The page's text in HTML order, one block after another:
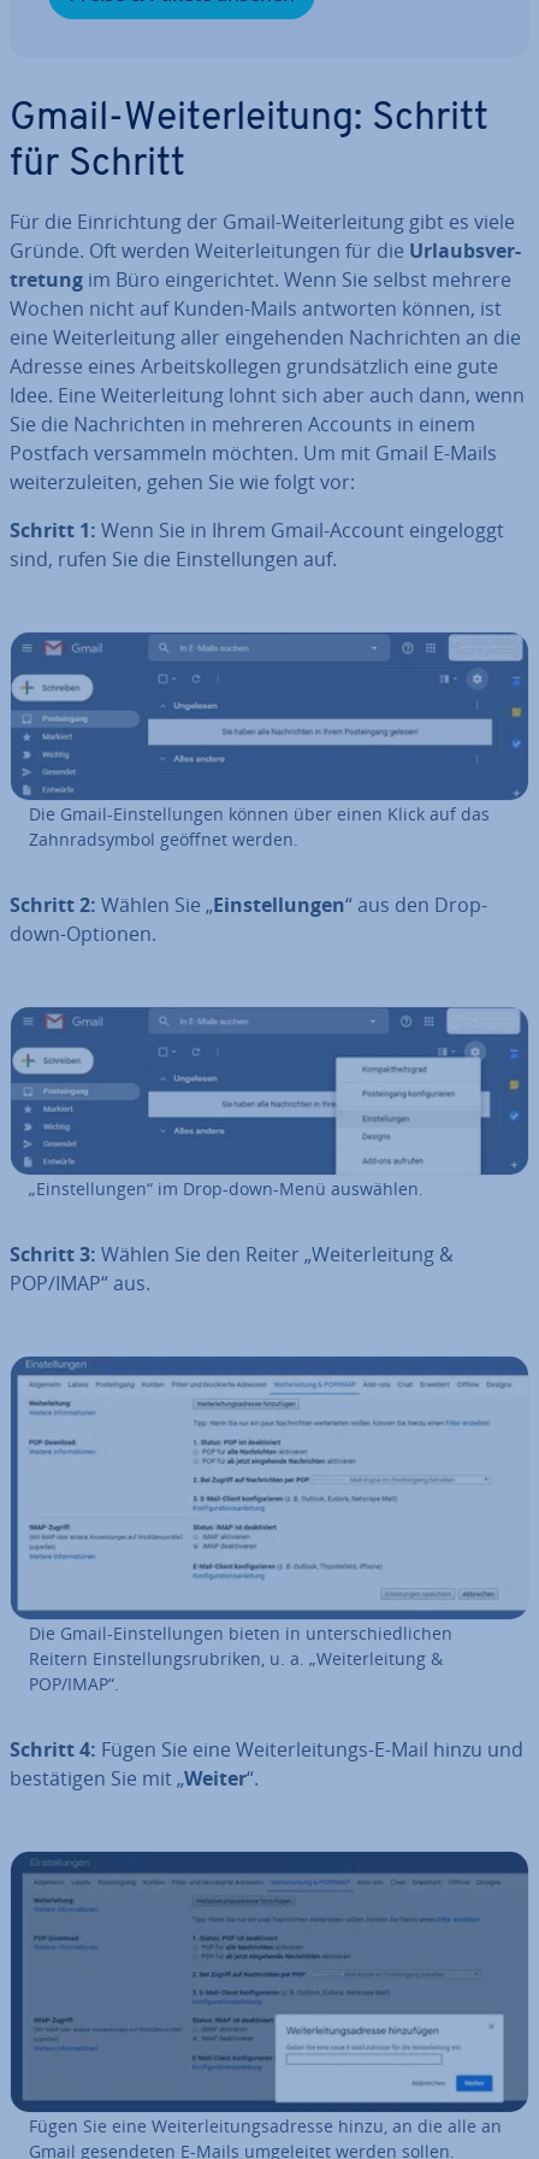
Gmail-Wei­ter­lei­tung: Schritt
für Schritt
Für die Ein­rich­tung der Gmail-Wei­ter­lei­tung gibt es viele
Gründe. Oft werden Wei­ter­lei­tun­gen für die Ur­laubs­ver­
tre­tung im Büro ein­ge­rich­tet. Wenn Sie selbst mehrere
Wochen nicht auf Kunden-Mails antworten können, ist
eine Wei­ter­lei­tung aller ein­ge­hen­den Nach­rich­ten an die
Adresse eines Ar­beits­kol­le­gen grund­sätz­lich eine gute
Idee. Eine Wei­ter­lei­tung lohnt sich aber auch dann, wenn
Sie die Nach­rich­ten in mehreren Accounts in einem
Postfach ver­sam­meln möchten. Um mit Gmail E-Mails
wei­ter­zu­lei­ten, gehen Sie wie folgt vor:
Schritt 1: Wenn Sie in Ihrem Gmail-Account ein­ge­loggt
sind, rufen Sie die Ein­stel­lun­gen auf.
Die Gmail-Ein­stel­lun­gen können über einen Klick auf das
Zahn­rad­sym­bol geöffnet werden.
Schritt 2: Wählen Sie „Ein­stel­lun­gen“ aus den Drop-
down-Optionen.
„Ein­stel­lun­gen“ im Drop-down-Menü auswählen.
Schritt 3: Wählen Sie den Reiter „Wei­ter­lei­tung &
POP/IMAP“ aus.
Die Gmail-Ein­stel­lun­gen bieten in un­ter­schied­li­chen
Reitern Ein­stel­lungs­ru­bri­ken, u. a. „Wei­ter­lei­tung &
POP/IMAP“.
Schritt 4: Fügen Sie eine Wei­ter­lei­tungs-E-Mail hinzu und
be­stä­ti­gen Sie mit „Weiter“.
Fügen Sie eine Wei­ter­lei­tungs­adres­se hinzu, an die alle an
Gmail ge­sen­de­ten E-Mails um­ge­lei­tet werden sollen.